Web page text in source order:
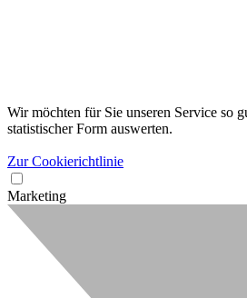
Wir möchten für Sie unseren Service so
statistischer Form auswerten.
Zur Cookierichtlinie
Marketing